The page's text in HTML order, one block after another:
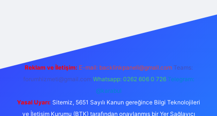
Reklam ve İletişim: E-mail: backlinkpaneli@gmail.com Teams:
forumhizmeti@gmail.com Whatsapp: 0262 606 0 726 Telegram:
@karabul
Yasal Uyarı: Sitemiz, 5651 Sayılı Kanun gereğince Bilgi Teknolojileri
ve İletişim Kurumu (BTK) tarafından onaylanmış bir Yer Sağlayıcı